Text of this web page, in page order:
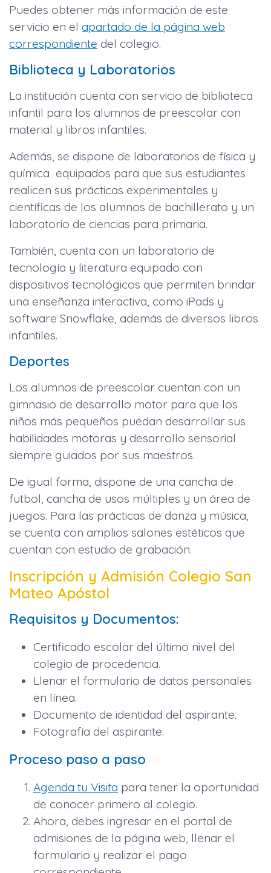
Puedes obtener más información de este
servicio en el apartado de la página web
correspondiente del colegio.
Biblioteca y Laboratorios
La institución cuenta con servicio de biblioteca
infantil para los alumnos de preescolar con
material y libros infantiles.
Además, se dispone de laboratorios de física y
química equipados para que sus estudiantes
realicen sus prácticas experimentales y
científicas de los alumnos de bachillerato y un
laboratorio de ciencias para primaria.
También, cuenta con un laboratorio de
tecnología y literatura equipado con
dispositivos tecnológicos que permiten brindar
una enseñanza interactiva, como iPads y
software Snowflake, además de diversos libros
infantiles.
Deportes
Los alumnos de preescolar cuentan con un
gimnasio de desarrollo motor para que los
niños más pequeños puedan desarrollar sus
habilidades motoras y desarrollo sensorial
siempre guiados por sus maestros.
De igual forma, dispone de una cancha de
futbol, cancha de usos múltiples y un área de
juegos. Para las prácticas de danza y música,
se cuenta con amplios salones estéticos que
cuentan con estudio de grabación.
Inscripción y Admisión Colegio San
Mateo Apóstol
Requisitos y Documentos:
Certificado escolar del último nivel del
colegio de procedencia.
Llenar el formulario de datos personales
en línea.
Documento de identidad del aspirante.
Fotografía del aspirante.
Proceso paso a paso
Agenda tu Visita para tener la oportunidad
de conocer primero al colegio.
Ahora, debes ingresar en el portal de
admisiones de la página web, llenar el
formulario y realizar el pago